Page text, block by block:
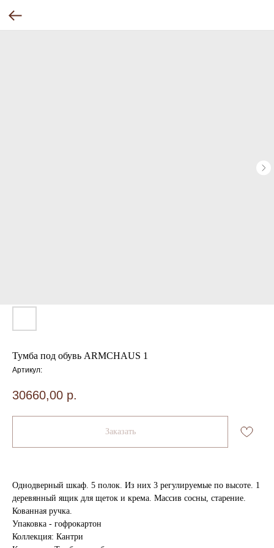
Тумба под обувь ARMCHAUS 1
Артикул:
30660,00 р.
Заказать
Однодверный шкаф. 5 полок. Из них 3 регулируемые по высоте. 1
деревянный ящик для щеток и крема. Массив сосны, старение.
Кованная ручка.
Упаковка - гофрокартон
Коллекция: Кантри